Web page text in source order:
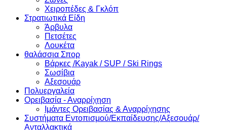
Χειροπέδες & Γκλόπ
Στρατιωτικά Είδη
Άρβυλα
Πετσέτες
Λουκέτα
θαλάσσια Σπορ
Βάρκες /Kayak / SUP / Ski Rings
Σωσίβια
Αξεσουάρ
Πολυεργαλεία
Ορειβασία - Αναρρίχηση
Ιμάντες Ορειβασίας & Αναρρίχησης
Συστήματα Εντοπισμού/Εκπαίδευσης/Αξεσουάρ/
Ανταλλακτικά